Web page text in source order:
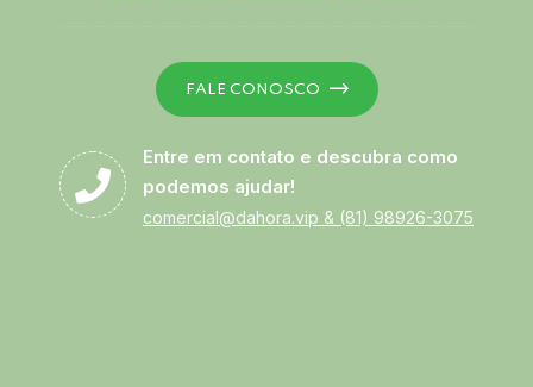
FALE CONOSCO
Entre em contato e descubra como
podemos ajudar!
comercial@dahora.vip & (81) 98926-3075